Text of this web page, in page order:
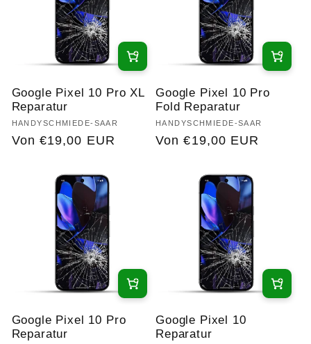
e
:
Google Pixel 10 Pro XL
Reparatur
Anbieter:
HANDYSCHMIEDE-SAAR
Normaler
Von €19,00 EUR
Google Pixel 10 Pro
Fold Reparatur
Anbieter:
HANDYSCHMIEDE-SAAR
Normaler
Von €19,00 EUR
Google Pixel 10 Pro
Reparatur
Google Pixel 10
Reparatur